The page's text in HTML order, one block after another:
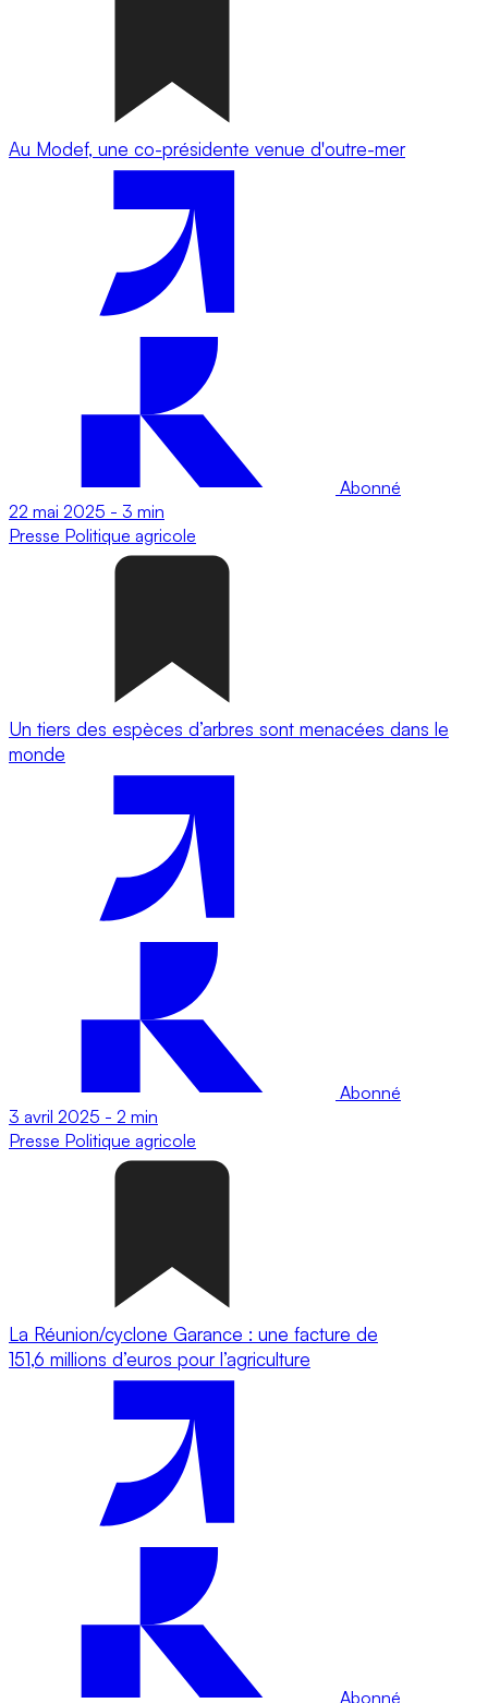
Au Modef, une co-présidente venue d'outre-mer
Abonné
22 mai 2025 - 3 min
Presse Politique agricole
Un tiers des espèces d’arbres sont menacées dans le
monde
Abonné
3 avril 2025 - 2 min
Presse Politique agricole
La Réunion/cyclone Garance : une facture de
151,6 millions d’euros pour l’agriculture
Abonné